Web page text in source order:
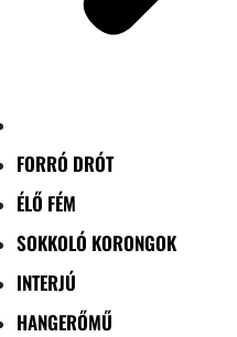
FORRÓ DRÓT
ÉLŐ FÉM
SOKKOLÓ KORONGOK
INTERJÚ
HANGERŐMŰ